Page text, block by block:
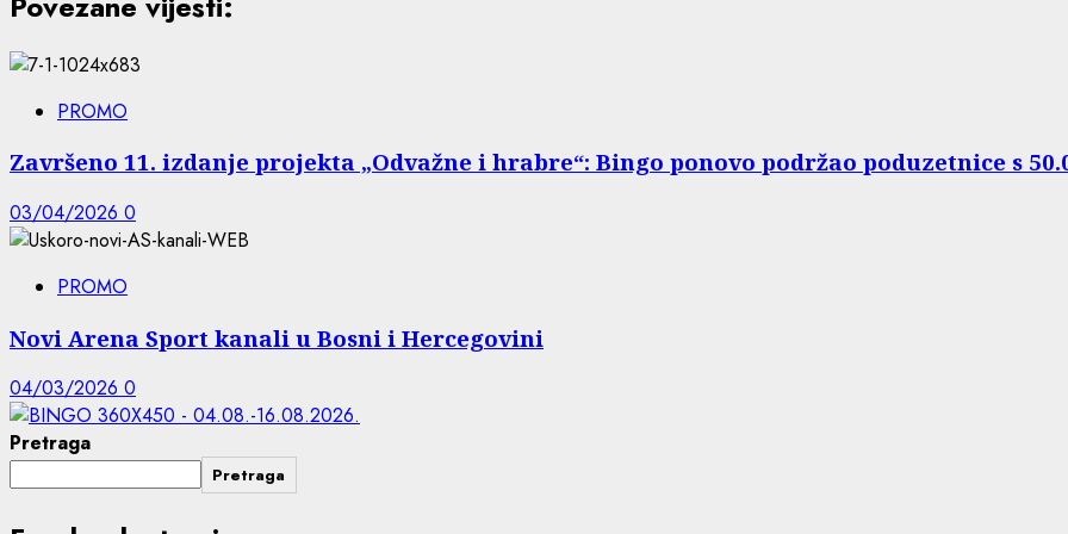
PROMO
Završeno 11. izdanje projekta „Odvažne i hrabre“: Bingo ponovo podržao poduzetnice s
03/04/2026 0
PROMO
Novi Arena Sport kanali u Bosni i Hercegovini
04/03/2026 0
Pretraga
Pretraga